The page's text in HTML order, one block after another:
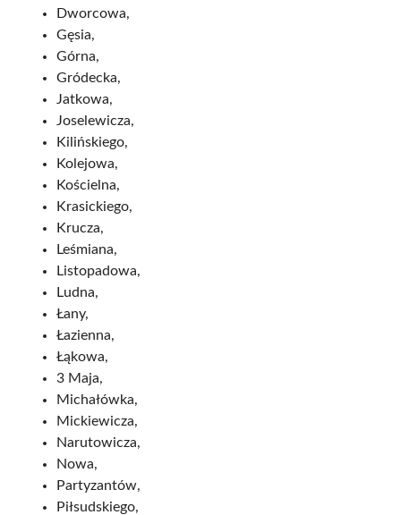
Dworcowa,
Gęsia,
Górna,
Gródecka,
Jatkowa,
Joselewicza,
Kilińskiego,
Kolejowa,
Kościelna,
Krasickiego,
Krucza,
Leśmiana,
Listopadowa,
Ludna,
Łany,
Łazienna,
Łąkowa,
3 Maja,
Michałówka,
Mickiewicza,
Narutowicza,
Nowa,
Partyzantów,
Piłsudskiego,